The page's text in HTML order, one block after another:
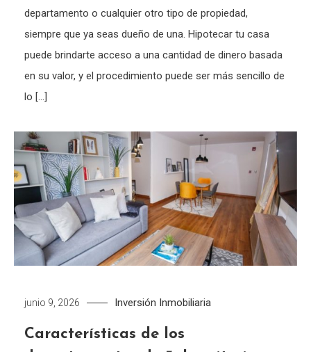
departamento o cualquier otro tipo de propiedad,
siempre que ya seas dueño de una. Hipotecar tu casa
puede brindarte acceso a una cantidad de dinero basada
en su valor, y el procedimiento puede ser más sencillo de
lo […]
junio 9, 2026 Inversión Inmobiliaria
Características de los